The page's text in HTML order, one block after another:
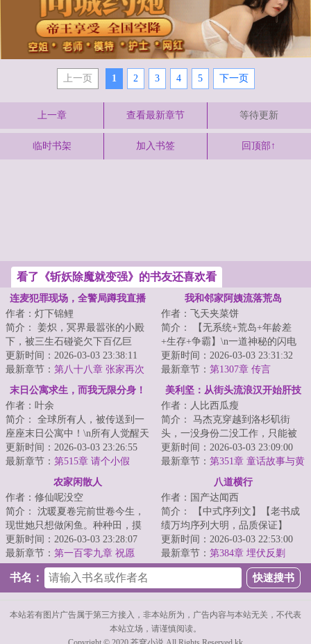
上一页 1 2 3 4 5 下一页
上一章 查看最新章节 等待更新
临时书架 加入书签 回顶部↑
看了《斩妖除魔就变强》的书友还喜欢看
连麦犯罪现场，全警局蹲我直播
间
作者：灯下锦鲤
简介： 姜炽，冥界最嚣张的小殿
下，被三生石碰瓷欠下百亿巨
债，惨遭冥王老爹踹去人间。
...
更新时间：2026-03-03 23:38:11
最新章节： 第八十八章 张家再次
伟大~
我和邻家阿姨流落荒岛
作者：飞天夹菜饼
简介： 【无系统+荒岛+年龄差
+生存+争霸】\n一道神秘的闪电
劈中游轮，周峰在海滩上苏醒。
<...
更新时间：2026-03-03 23:31:32
最新章节： 第1307章 传言
末日公寓求生，而我无限分身！
作者：叶余
简介： 全球所有人，被传送到一
座座末日公寓中！\n所有人觉醒天
赋，于公寓中艰难求生。
更新时间：2026-03-03 23:26:55
最新章节： 第515章 请个小假
美利坚：从街头流浪汉开始肝技
能
作者：人比西瓜瘦
简介： 马杰克穿越到洛杉矶街
头，一没身份二没工作，只能被
迫成为一名拾荒者。
更新时间：2026-03-03 23:09:00
最新章节： 第351章 童话故事与黄
农家闲散人
作者：修仙呢没空
简介： 沈暖夏卷完前世卷今生，
现世她只想做闲鱼。种种田，摸
摸鱼，不知不觉修个在世仙。
更新时间：2026-03-03 23:28:07
最新章节： 第一百零九章 祝愿
八道横行
作者：国产达闻西
简介： 【中式序列文】【老书成
绩万均序列大明，品质保证】
地有东南...
更新时间：2026-03-03 22:53:00
最新章节： 第384章 埋伏反剿
书名：
本站若有图片广告属于第三方接入，非本站所为，广告内容与本站无关，不代表
本站立场，请谨慎阅读。